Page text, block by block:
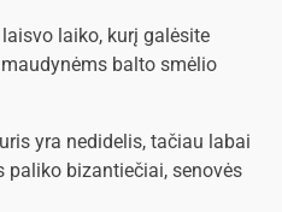
laiko, kurį galėsite
balto smėlio
yra nedidelis, tačiau labai
paliko bizantiečiai, senovės